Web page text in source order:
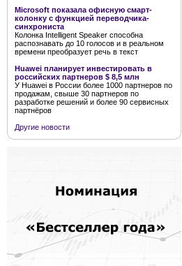
Microsoft показала офисную смарт-
колонку с функцией переводчика-
синхрониста
Колонка Intelligent Speaker способна
распознавать до 10 голосов и в реальном
времени преобразует речь в текст
Huawei планирует инвестировать в
российских партнеров $ 8,5 млн
У Huawei в России более 1000 партнеров по
продажам, свыше 30 партнеров по
разработке решений и более 90 сервисных
партнёров
Другие новости